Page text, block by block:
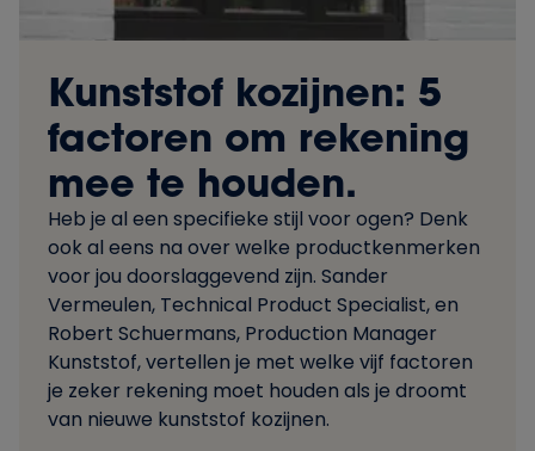
Kunststof kozijnen: 5
factoren om rekening
mee te houden.
Heb je al een specifieke stijl voor ogen? Denk
ook al eens na over welke productkenmerken
voor jou doorslaggevend zijn. Sander
Vermeulen, Technical Product Specialist, en
Robert Schuermans, Production Manager
Kunststof, vertellen je met welke vijf factoren
je zeker rekening moet houden als je droomt
van nieuwe kunststof kozijnen.